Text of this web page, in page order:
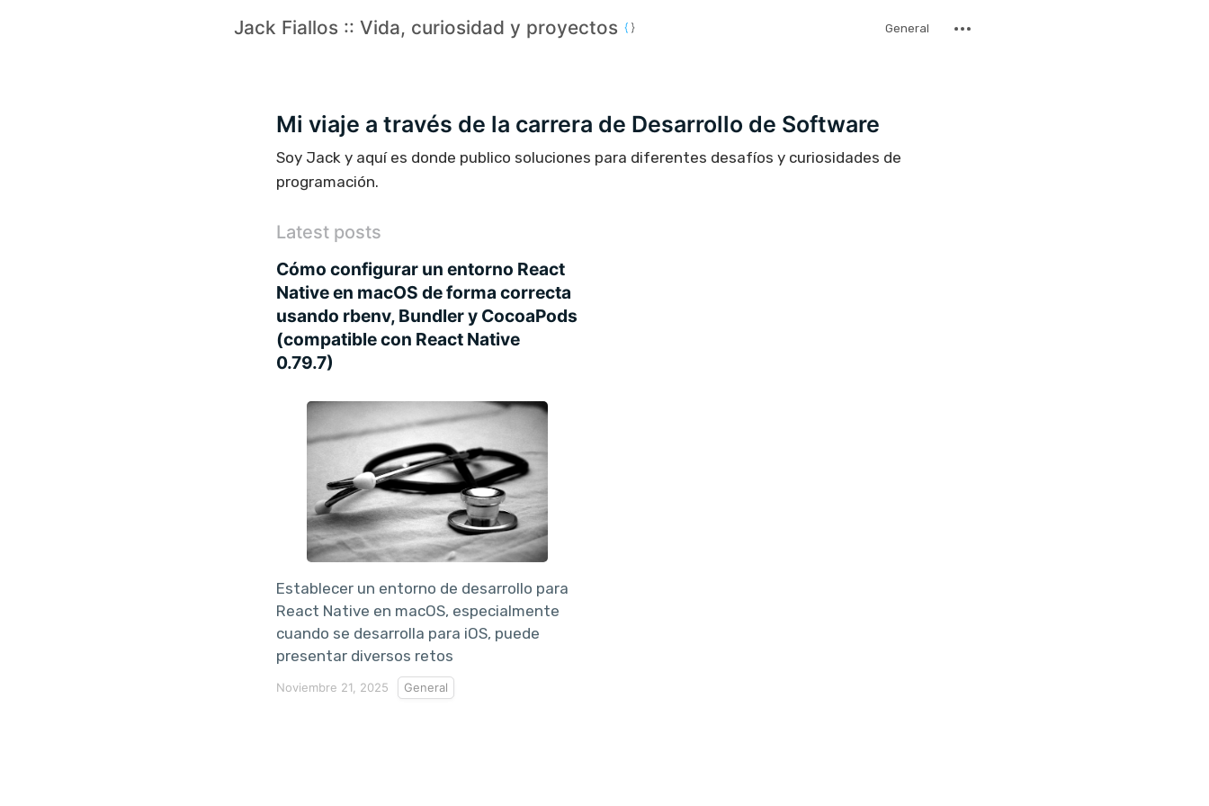
Jack Fiallos :: Vida, curiosidad y proyectos General
Mi viaje a través de la carrera de Desarrollo de Software
Soy Jack y aquí es donde publico soluciones para diferentes desafíos y curiosidades de
programación.
Latest posts
Cómo configurar un entorno React
Native en macOS de forma correcta
usando rbenv, Bundler y CocoaPods
(compatible con React Native
0.79.7)
Establecer un entorno de desarrollo para
React Native en macOS, especialmente
cuando se desarrolla para iOS, puede
presentar diversos retos
Noviembre 21, 2025 General